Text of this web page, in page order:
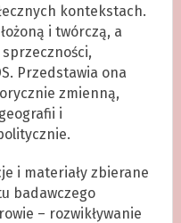
kontekstach.
i twórczą, a
Przedstawia ona
zmienną,
i
i materiały zbierane
badawczego
– rozwikływanie